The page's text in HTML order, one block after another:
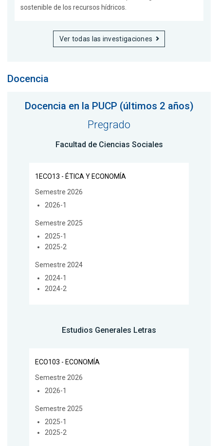
sostenible de los recursos hídricos.
Ver todas las investigaciones
Docencia
Docencia en la PUCP (últimos 2 años)
Pregrado
Facultad de Ciencias Sociales
1ECO13 - ÉTICA Y ECONOMÍA
Semestre 2026
2026-1
Semestre 2025
2025-1
2025-2
Semestre 2024
2024-1
2024-2
Estudios Generales Letras
ECO103 - ECONOMÍA
Semestre 2026
2026-1
Semestre 2025
2025-1
2025-2